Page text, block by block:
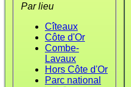
Par lieu
Cîteaux
Côte d'Or
Combe-
Lavaux
Hors Côte d'Or
Parc national